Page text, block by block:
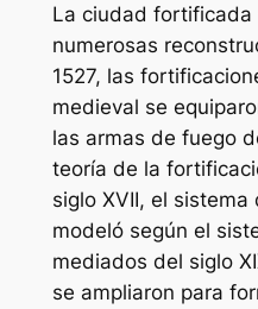
La ciudad
numerosas
1527, las
medieval se
las armas de fuego
teoría de la
siglo XVII, el
modeló según el
mediados del siglo
se ampliaron para